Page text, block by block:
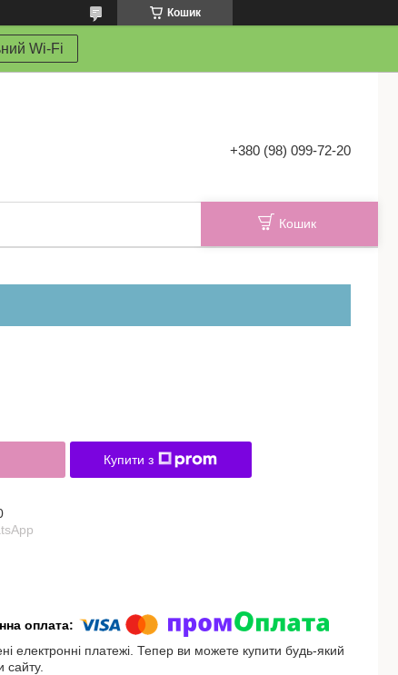
Кошик
Wi-Fi
+380 (98) 099-72-20
Кошик
Купити з
електронні платежі. Тепер ви можете купити будь-який
сайту.